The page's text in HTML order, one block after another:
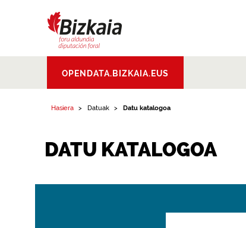
Aldundia.Diputacion
Foral de Bizkaia
OPENDATA.BIZKAIA.EUS
Hasiera Datuak Datu katalogoa
DATU KATALOGOA